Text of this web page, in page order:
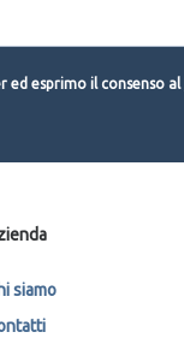
ed esprimo il consenso al
siamo